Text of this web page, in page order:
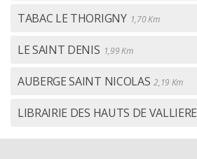
TABAC LE THORIGNY 1,70 Km
LE SAINT DENIS 1,99 Km
AUBERGE SAINT NICOLAS 2,19 Km
LIBRAIRIE DES HAUTS DE VALLIERE